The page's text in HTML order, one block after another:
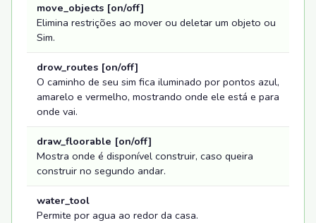
move_objects [on/off]
Elimina restrições ao mover ou deletar um objeto ou
Sim.
drow_routes [on/off]
O caminho de seu sim fica iluminado por pontos azul,
amarelo e vermelho, mostrando onde ele está e para
onde vai.
draw_floorable [on/off]
Mostra onde é disponível construir, caso queira
construir no segundo andar.
water_tool
Permite por agua ao redor da casa.